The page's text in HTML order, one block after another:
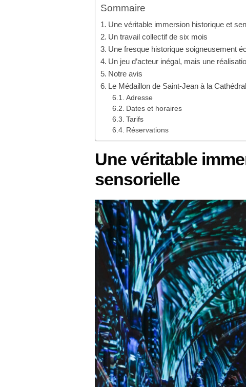
Sommaire
Une véritable immersion historique et
Un travail collectif de six mois
Une fresque historique soigneusement
Un jeu d’acteur inégal, mais une
Notre avis
Le Médaillon de Saint-Jean à la
Adresse
Dates et horaires
Tarifs
Réservations
Une véritable
sensorielle